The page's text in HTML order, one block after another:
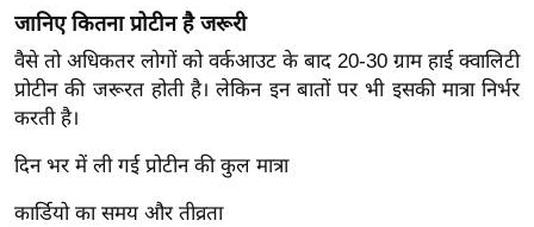
डि
या
सा
हि
ज
ग
जानिए कितना प्रोटीन है जरूरी
वैसे तो अधिकतर लोगों को वर्कआउट के बाद 20-30 ग्राम हाई क्वालिटी
प्रोटीन की जरूरत होती है। लेकिन इन बातों पर भी इसकी मात्रा निर्भर
करती है।
दिन भर में ली गई प्रोटीन की कुल मात्रा
कार्डियो का समय और तीव्रता